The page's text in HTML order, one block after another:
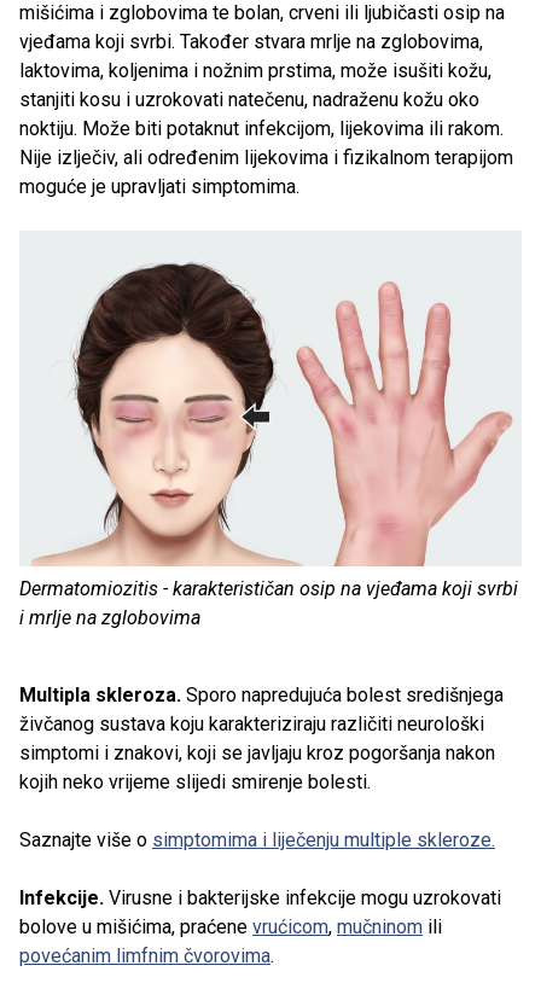
mišićima i zglobovima te bolan, crveni ili ljubičasti osip na
vjeđama koji svrbi. Također stvara mrlje na zglobovima,
laktovima, koljenima i nožnim prstima, može isušiti kožu,
stanjiti kosu i uzrokovati natečenu, nadraženu kožu oko
noktiju. Može biti potaknut infekcijom, lijekovima ili rakom.
Nije izlječiv, ali određenim lijekovima i fizikalnom terapijom
moguće je upravljati simptomima.
Dermatomiozitis - karakterističan osip na vjeđama koji svrbi
i mrlje na zglobovima
Multipla skleroza. Sporo napredujuća bolest središnjega
živčanog sustava koju karakteriziraju različiti neurološki
simptomi i znakovi, koji se javljaju kroz pogoršanja nakon
kojih neko vrijeme slijedi smirenje bolesti.
Saznajte više o simptomima i liječenju multiple skleroze.
Infekcije. Virusne i bakterijske infekcije mogu uzrokovati
bolove u mišićima, praćene vrućicom, mučninom ili
povećanim limfnim čvorovima.